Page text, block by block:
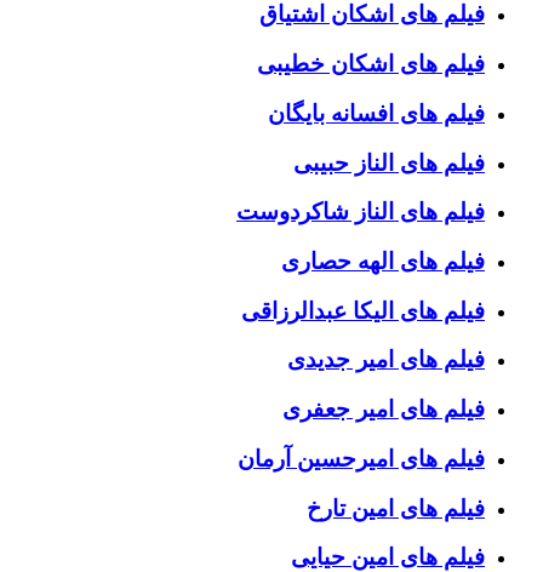
فیلم های اشکان اشتیاق
فیلم های اشکان خطیبی
فیلم های افسانه بایگان
فیلم های الناز حبیبی
فیلم های الناز شاکردوست
فیلم های الهه حصاری
فیلم های الیکا عبدالرزاقی
فیلم های امیر جدیدی
فیلم های امیر جعفری
فیلم های امیرحسین آرمان
فیلم های امین تارخ
فیلم های امین حیایی